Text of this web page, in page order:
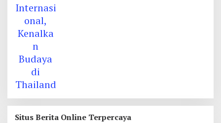
Situs Berita Online Terpercaya